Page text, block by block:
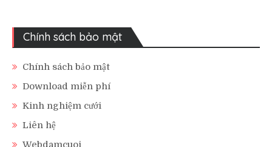
Chính sách bảo mật
Chính sách bảo mật
Download miễn phí
Kinh nghiệm cưới
Liên hệ
Webdamcuoi